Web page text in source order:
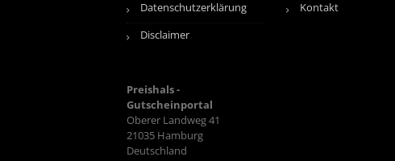
Datenschutzerklärung
Disclaimer
Preishals -
Gutscheinportal
Oberer Landweg 41
21035 Hamburg
Deutschland
Kontakt